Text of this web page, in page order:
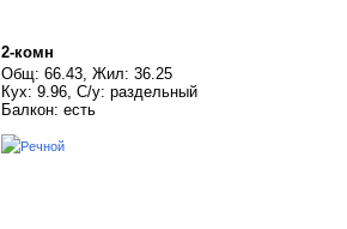
2-комн
Общ: 66.43, Жил: 36.25
Кух: 9.96, С/у: раздельный
Балкон: есть